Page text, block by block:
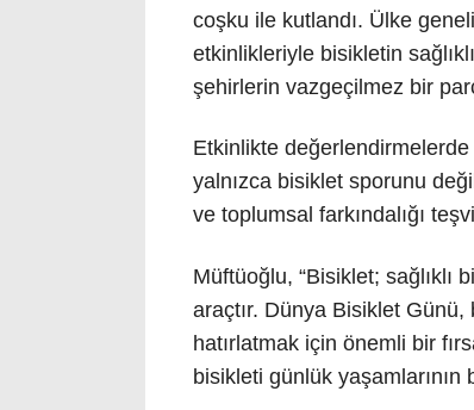
coşku ile kutlandı. Ülke
etkinlikleriyle bisikletin
şehirlerin vazgeçilmez bir
Etkinlikte
yalnızca bisiklet sporunu
ve toplumsal farkındalığı
Müftüoğlu, “Bisiklet;
araçtır. Dünya Bisiklet Günü,
hatırlatmak için önemli bir
bisikleti günlük